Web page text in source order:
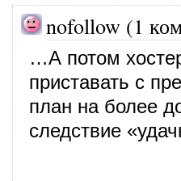
nofollow (1
…А потом
приставать с
план на более
следствие